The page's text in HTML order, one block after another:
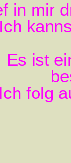
in mir
Ich
Es ist
Ich folg